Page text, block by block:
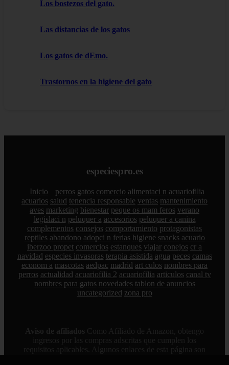
Los bostezos del gato.
Las distancias de los gatos
Los gatos de dEmo.
Trastornos en la higiene del gato
especiespro.es
Inicio perros gatos comercio alimentaci n acuariofilia
acuarios salud tenencia responsable ventas mantenimiento
aves marketing bienestar peque os mam feros verano
legislaci n peluquer a accesorios peluquer a canina
complementos consejos comportamiento protagonistas
reptiles abandono adopci n ferias higiene snacks acuario
iberzoo propet comercios estanques viajar conejos cr a
navidad especies invasoras terapia asistida agua peces camas
econom a mascotas aedpac madrid art culos nombres para
perros actualidad acuariofilia 2 acuariofilia articulos canal tv
nombres para gatos novedades tablon de anuncios
uncategorized zona pro
Aviso de afiliados Como Afiliado de Amazon, obtengo
ingresos por las compras adscritas que cumplen los
requisitos aplicables. Algunos enlaces de esta página son